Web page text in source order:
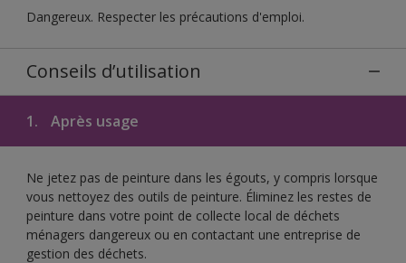
Dangereux. Respecter les précautions d'emploi.
Conseils d’utilisation
1. Après usage
Ne jetez pas de peinture dans les égouts, y compris lorsque
vous nettoyez des outils de peinture. Éliminez les restes de
peinture dans votre point de collecte local de déchets
ménagers dangereux ou en contactant une entreprise de
gestion des déchets.